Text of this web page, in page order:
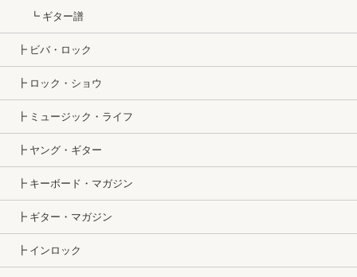
┗ ギター譜
┣ ビバ・ロック
┣ ロック・ショウ
┣ ミュージック・ライフ
┣ ヤング・ギター
┣ キーボード・マガジン
┣ ギター・マガジン
┣ インロック